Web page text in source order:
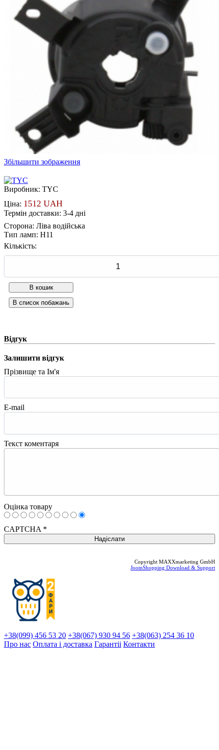
Збільшити зображення
Виробник: TYC
Ціна: 1512 UAH
Термін доставки: 3-4 дні
Сторона: Ліва водійська
Тип ламп: H11
Кількість:
Відгук
Залишити відгук
Прізвище та Ім'я
E-mail
Текст коментаря
Оцінка товару
CAPTCHA *
Copyright MAXXmarketing GmbH
JoomShopping Download & Support
+38(099) 456 53 20 +38(067) 930 94 56 +38(063) 254 36 10
Про нас Оплата і доставка Гарантіi Контакти